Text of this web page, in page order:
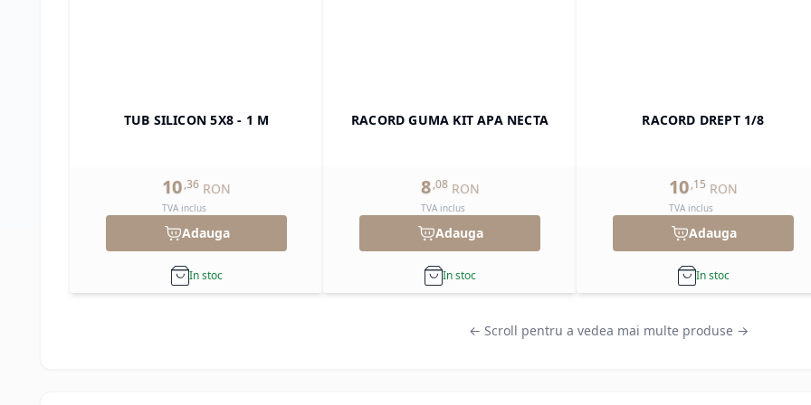
TUB SILICON 5X8 - 1 M
10,36 RON
TVA inclus
Adauga
In stoc
RACORD GUMA KIT APA NECTA
8 ,08 RON
TVA inclus
Adauga
In stoc
RACORD DREPT 1/8
10,15 RON
TVA inclus
Adauga
In stoc
← Scroll pentru a vedea mai multe produse →